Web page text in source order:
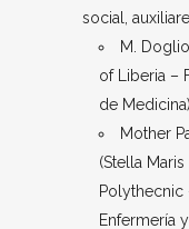
social,
M.
of Liberia –
de Medicina)
Mother
(Stella Maris
Polythecnic
Enfermería y